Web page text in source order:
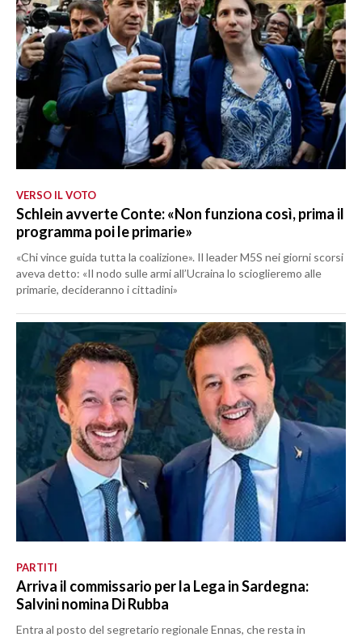
VERSO IL VOTO
Schlein avverte Conte: «Non funziona così, prima il
programma poi le primarie»
«Chi vince guida tutta la coalizione». Il leader M5S nei giorni scorsi
aveva detto: «Il nodo sulle armi all’Ucraina lo scioglieremo alle
primarie, decideranno i cittadini»
PARTITI
Arriva il commissario per la Lega in Sardegna:
Salvini nomina Di Rubba
Entra al posto del segretario regionale Ennas, che resta in